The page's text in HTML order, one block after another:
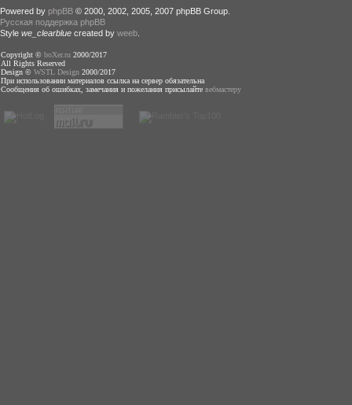
Powered by phpBB © 2000, 2002, 2005, 2007 phpBB Group.
Русская поддержка phpBB
Style we_clearblue created by weeb
Copyright © boXer.ru 2000/2017
All Rights Reserved
Design © WSTL Design 2000/2017
При использовании материалов ссылка на сервер обязательна
Сообщения об ошибках, замечания и пожелания присылайте вебмастеру